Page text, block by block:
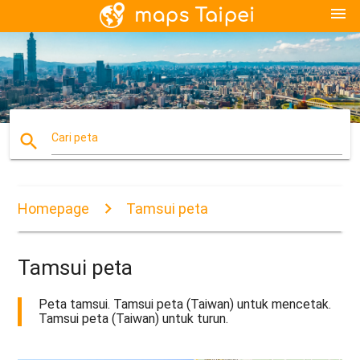
menu
search Cari peta
Homepage Tamsui peta
Tamsui peta
Peta tamsui. Tamsui peta (Taiwan) untuk mencetak.
Tamsui peta (Taiwan) untuk turun.